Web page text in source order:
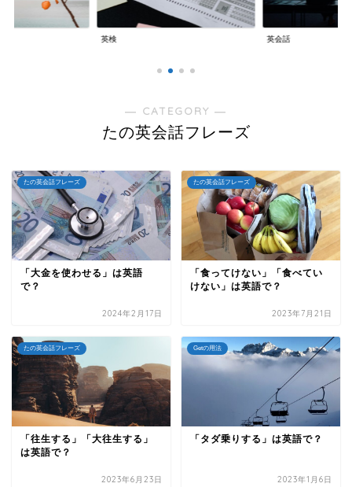
英検 英会話
― CATEGORY ―
たの英会話フレーズ
たの英会話フレーズ
「大金を使わせる」は英語
で？
2024年2月17日
たの英会話フレーズ
「食ってけない」「食べてい
けない」は英語で？
2023年7月21日
たの英会話フレーズ
「往生する」「大往生する」
は英語で？
2023年6月23日
Getの用法
「タダ乗りする」は英語で？
2023年1月6日